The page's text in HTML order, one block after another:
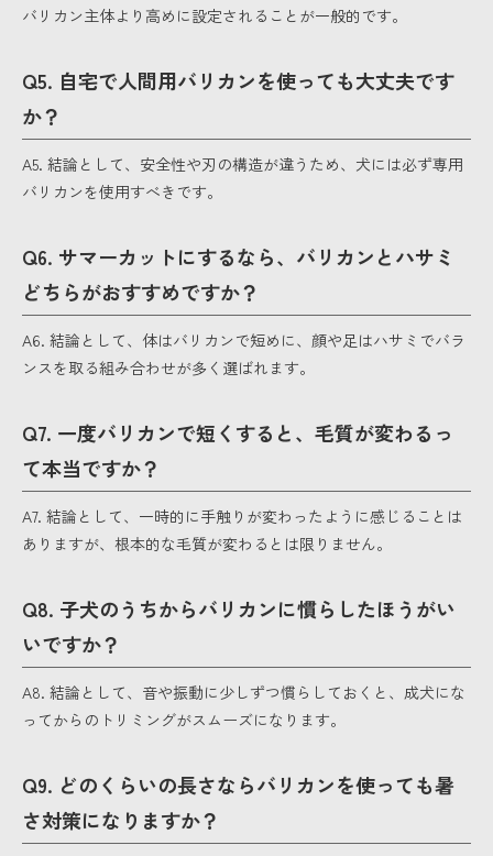
バリカン主体より高めに設定されることが一般的です。
Q5. 自宅で人間用バリカンを使っても大丈夫です
か？
A5. 結論として、安全性や刃の構造が違うため、犬には必ず専用
バリカンを使用すべきです。
Q6. サマーカットにするなら、バリカンとハサミ
どちらがおすすめですか？
A6. 結論として、体はバリカンで短めに、顔や足はハサミでバラ
ンスを取る組み合わせが多く選ばれます。
Q7. 一度バリカンで短くすると、毛質が変わるっ
て本当ですか？
A7. 結論として、一時的に手触りが変わったように感じることは
ありますが、根本的な毛質が変わるとは限りません。
Q8. 子犬のうちからバリカンに慣らしたほうがい
いですか？
A8. 結論として、音や振動に少しずつ慣らしておくと、成犬にな
ってからのトリミングがスムーズになります。
Q9. どのくらいの長さならバリカンを使っても暑
さ対策になりますか？